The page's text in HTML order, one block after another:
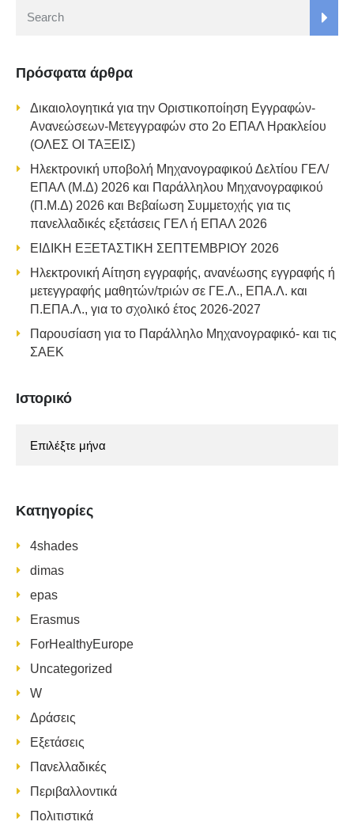
Πρόσφατα άρθρα
Δικαιολογητικά για την Οριστικοποίηση Εγγραφών-
Ανανεώσεων-Μετεγγραφών στο 2ο ΕΠΑΛ Ηρακλείου
(ΟΛΕΣ ΟΙ ΤΑΞΕΙΣ)
Ηλεκτρονική υποβολή Μηχανογραφικού Δελτίου ΓΕΛ/
ΕΠΑΛ (Μ.Δ) 2026 και Παράλληλου Μηχανογραφικού
(Π.Μ.Δ) 2026 και Βεβαίωση Συμμετοχής για τις
πανελλαδικές εξετάσεις ΓΕΛ ή ΕΠΑΛ 2026
ΕΙΔΙΚΗ ΕΞΕΤΑΣΤΙΚΗ ΣΕΠΤΕΜΒΡΙΟΥ 2026
Ηλεκτρονική Αίτηση εγγραφής, ανανέωσης εγγραφής ή
μετεγγραφής μαθητών/τριών σε ΓΕ.Λ., ΕΠΑ.Λ. και
Π.ΕΠΑ.Λ., για το σχολικό έτος 2026-2027
Παρουσίαση για το Παράλληλο Μηχανογραφικό- και τις
ΣΑΕΚ
Ιστορικό
Kατηγορίες
4shades
dimas
epas
Erasmus
ForHealthyEurope
Uncategorized
W
Δράσεις
Εξετάσεις
Πανελλαδικές
Περιβαλλοντικά
Πολιτιστικά